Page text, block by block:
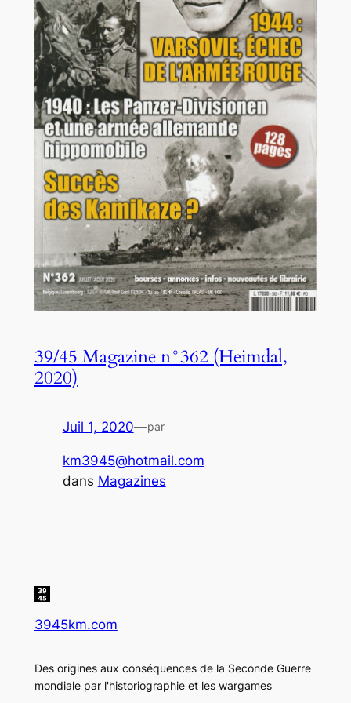
39/45 Magazine n°362 (Heimdal,
2020)
Juil 1, 2020—par
km3945@hotmail.com
dans Magazines
3945km.com
Des origines aux conséquences de la Seconde Guerre
mondiale par l'historiographie et les wargames